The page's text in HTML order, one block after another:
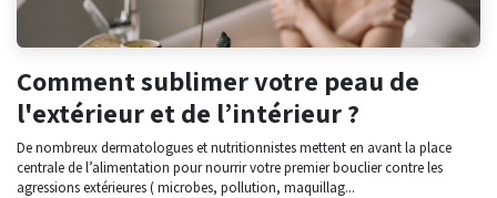
Comment sublimer votre peau de
l'extérieur et de l’intérieur ?
De nombreux dermatologues et nutritionnistes mettent en avant la place
centrale de l’alimentation pour nourrir votre premier bouclier contre les
agressions extérieures ( microbes, pollution, maquillag...